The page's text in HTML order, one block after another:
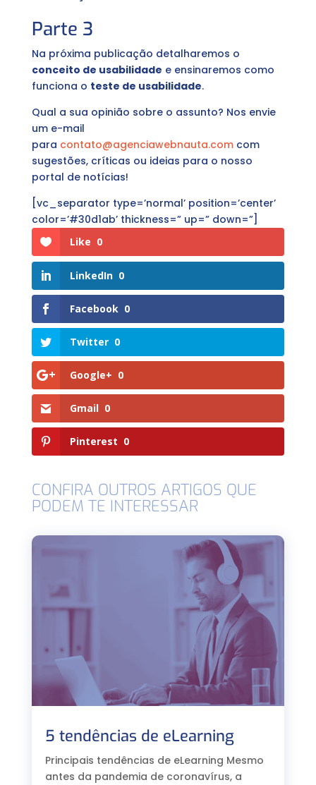
Parte 3
Na próxima publicação detalharemos o
conceito de usabilidade e ensinaremos como
funciona o teste de usabilidade.
Qual a sua opinião sobre o assunto? Nos envie
um e-mail
para contato@agenciawebnauta.comcom
sugestões, críticas ou ideias para o nosso
portal de notícias!
[vc_separator type=’normal’ position=’center’
color=’#30d1ab’ thickness=” up=” down=”]
Like 0
LinkedIn 0
Facebook 0
Twitter 0
Google+ 0
Gmail 0
Pinterest 0
CONFIRA OUTROS ARTIGOS QUE
PODEM TE INTERESSAR
5 tendências de eLearning
Principais tendências de eLearning Mesmo
antes da pandemia de coronavírus, a